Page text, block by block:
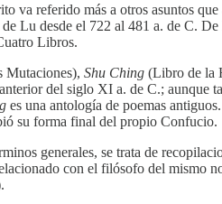
va referido más a otros asuntos
Lu desde el 722 al 481 a. de C. De
Libros.
Mutaciones), Shu Ching (Libro de la
del siglo XI a. de C.; aunque
es una antología de poemas
su forma final del propio Confucio.
generales, se trata de
con el filósofo del mismo